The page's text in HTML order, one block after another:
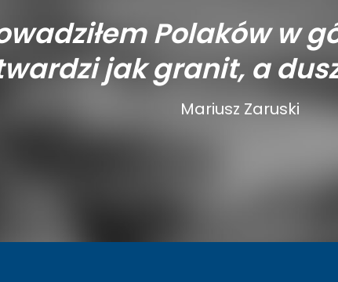
Polaków w
jak granit, a
Mariusz Zaruski